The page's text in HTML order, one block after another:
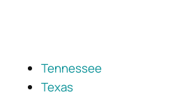
Tennessee
Texas